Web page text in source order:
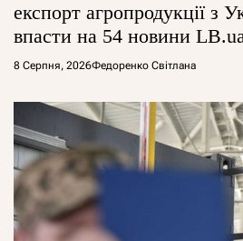
експорт агропродукції з
впасти на 54 новини
8 Серпня, 2026Федоренко Світлана